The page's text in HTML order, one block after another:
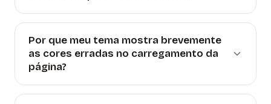
Por que meu tema mostra brevemente
as cores erradas no carregamento da
página?